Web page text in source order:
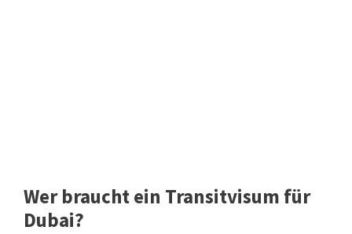
Wer braucht ein Transitvisum für
Dubai?